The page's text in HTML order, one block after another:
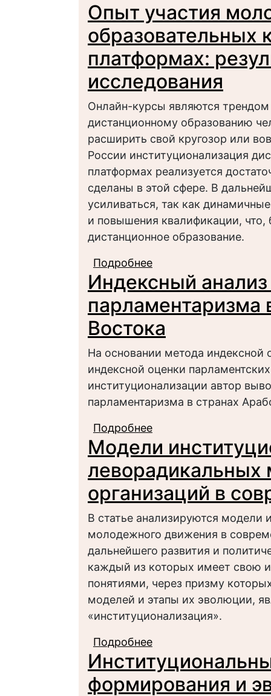
Опыт участия
образовательных
платформах:
исследования
Онлайн-курсы являются
дистанционному образованию
расширить свой кругозор или
России институционализация
платформах реализуется
сделаны в этой сфере. В
усиливаться, так как
и повышения квалификации, что,
дистанционное образование.
Подробнее
курсах на онлайн-
исследования
Индексный
парламентаризма
Востока
На основании метода индексной
индексной оценки
институционализации автор
парламентаризма в странах
Подробнее
странах Арабского
Модели
организаций в
В статье анализируются модели
молодежного движения в
дальнейшего развития и
каждый из которых имеет свою
понятиями, через призму
моделей и этапы их эволюции,
«институционализация».
Подробнее
организаций в
формирования и